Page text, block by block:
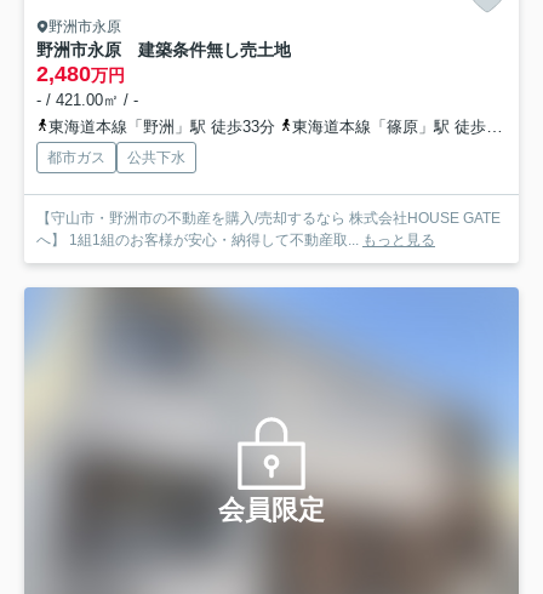
野洲市永原
野洲市永原 建築条件無し売土地
2,480万円
- / 421.00㎡ / -
東海道本線「野洲」駅 徒歩33分
東海道本線「篠原」駅 徒歩55分
都市ガス 公共下水
【守山市・野洲市の不動産を購入/売却するなら 株式会社HOUSE GATE
へ】 1組1組のお客様が安心・納得して不動産取... もっと見る
会員限定